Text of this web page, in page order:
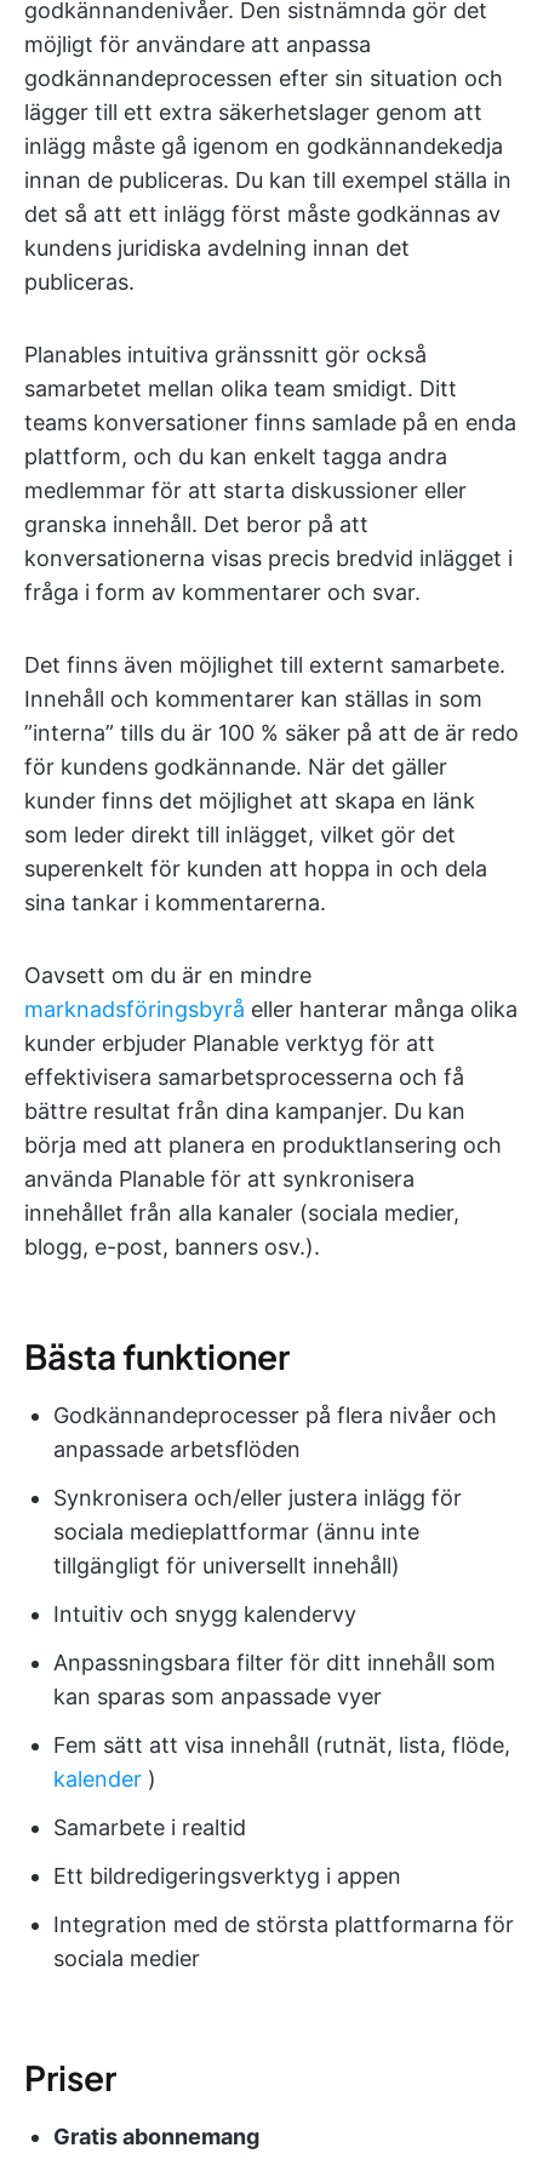
godkännandenivåer. Den sistnämnda gör det
möjligt för användare att anpassa
godkännandeprocessen efter sin situation och
lägger till ett extra säkerhetslager genom att
inlägg måste gå igenom en godkännandekedja
innan de publiceras. Du kan till exempel ställa in
det så att ett inlägg först måste godkännas av
kundens juridiska avdelning innan det
publiceras.
Planables intuitiva gränssnitt gör också
samarbetet mellan olika team smidigt. Ditt
teams konversationer finns samlade på en enda
plattform, och du kan enkelt tagga andra
medlemmar för att starta diskussioner eller
granska innehåll. Det beror på att
konversationerna visas precis bredvid inlägget i
fråga i form av kommentarer och svar.
Det finns även möjlighet till externt samarbete.
Innehåll och kommentarer kan ställas in som
”interna” tills du är 100 % säker på att de är redo
för kundens godkännande. När det gäller
kunder finns det möjlighet att skapa en länk
som leder direkt till inlägget, vilket gör det
superenkelt för kunden att hoppa in och dela
sina tankar i kommentarerna.
Oavsett om du är en mindre
marknadsföringsbyrå eller hanterar många olika
kunder erbjuder Planable verktyg för att
effektivisera samarbetsprocesserna och få
bättre resultat från dina kampanjer. Du kan
börja med att planera en produktlansering och
använda Planable för att synkronisera
innehållet från alla kanaler (sociala medier,
blogg, e-post, banners osv.).
Bästa funktioner
Godkännandeprocesser på flera nivåer och
anpassade arbetsflöden
Synkronisera och/eller justera inlägg för
sociala medieplattformar (ännu inte
tillgängligt för universellt innehåll)
Intuitiv och snygg kalendervy
Anpassningsbara filter för ditt innehåll som
kan sparas som anpassade vyer
Fem sätt att visa innehåll (rutnät, lista, flöde,
kalender )
Samarbete i realtid
Ett bildredigeringsverktyg i appen
Integration med de största plattformarna för
sociala medier
Priser
Gratis abonnemang